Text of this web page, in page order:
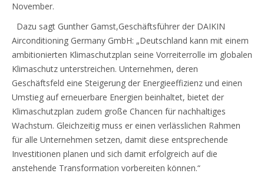
November.
Dazu sagt Gunther Gamst,Geschäftsführer der DAIKIN
Airconditioning Germany GmbH: „Deutschland kann mit einem
ambitionierten Klimaschutzplan seine Vorreiterrolle im globalen
Klimaschutz unterstreichen. Unternehmen, deren
Geschäftsfeld eine Steigerung der Energieeffizienz und einen
Umstieg auf erneuerbare Energien beinhaltet, bietet der
Klimaschutzplan zudem große Chancen für nachhaltiges
Wachstum. Gleichzeitig muss er einen verlässlichen Rahmen
für alle Unternehmen setzen, damit diese entsprechende
Investitionen planen und sich damit erfolgreich auf die
anstehende Transformation vorbereiten können.“